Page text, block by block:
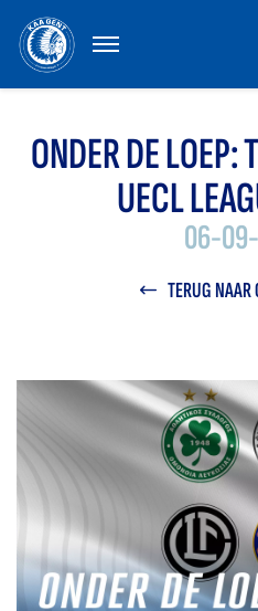
MENU
ONDER DE LOEP:
UECL
06-
TERUG NAAR